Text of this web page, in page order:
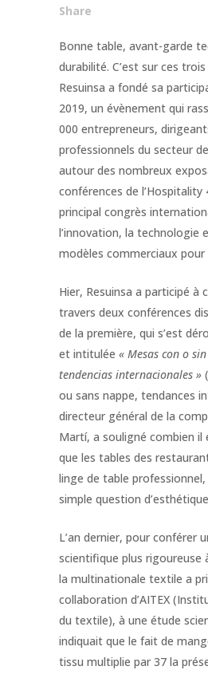
Share
Bonne table, avant-garde
durabilité. C’est sur ces
Resuinsa a fondé sa
2019, un évènement qui
000 entrepreneurs,
professionnels du secteur de
autour des nombreux
conférences de l’Hospitality
principal congrès
l’innovation, la technologie
modèles commerciaux pour
Hier, Resuinsa a participé à
travers deux conférences
de la première, qui s’est
et intitulée « Mesas con o
tendencias internacionales »
ou sans nappe, tendances
directeur général de la
Martí, a souligné combien
que les tables des
linge de table professionnel,
simple question
L’an dernier, pour conférer
scientifique plus rigoureuse
la multinationale textile a
collaboration d’AITEX
du textile), à une étude
indiquait que le fait de
tissu multiplie par 37 la